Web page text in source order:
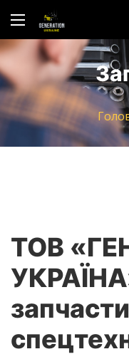
ТОВ